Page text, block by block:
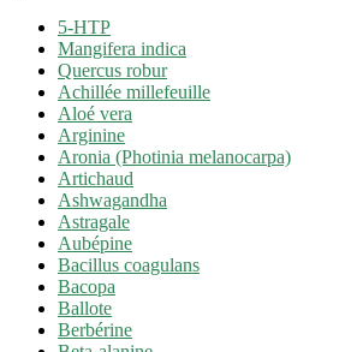
5-HTP
Mangifera indica
Quercus robur
Achillée millefeuille
Aloé vera
Arginine
Aronia (Photinia melanocarpa)
Artichaud
Ashwagandha
Astragale
Aubépine
Bacillus coagulans
Bacopa
Ballote
Berbérine